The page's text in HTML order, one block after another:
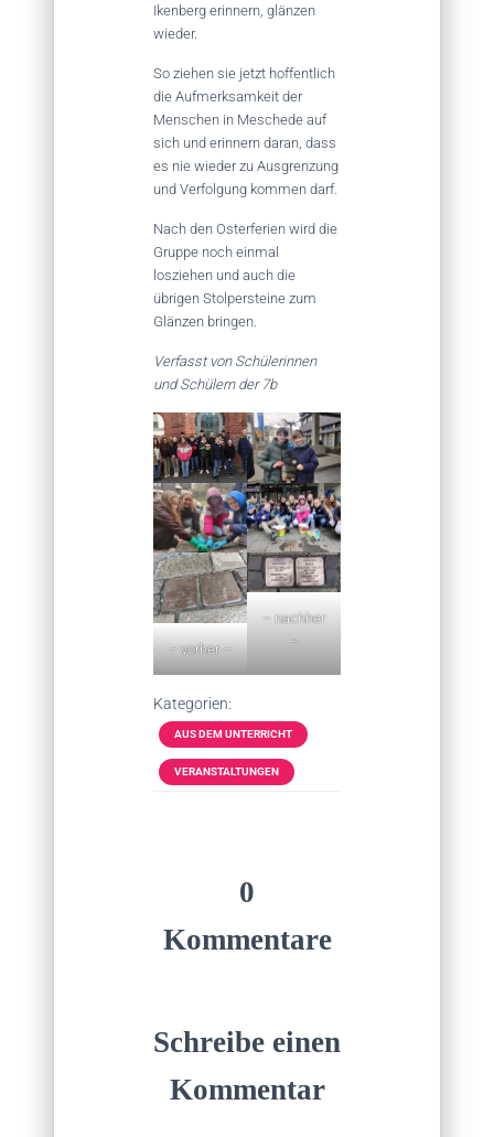
Ikenberg erinnern, glänzen
wieder.
So ziehen sie jetzt hoffentlich
die Aufmerksamkeit der
Menschen in Meschede auf
sich und erinnern daran, dass
es nie wieder zu Ausgrenzung
und Verfolgung kommen darf.
Nach den Osterferien wird die
Gruppe noch einmal
losziehen und auch die
übrigen Stolpersteine zum
Glänzen bringen.
Verfasst von Schülerinnen
und Schülern der 7b
– vorher –
– nachher
–
Kategorien:
AUS DEM UNTERRICHT
VERANSTALTUNGEN
0
Kommentare
Schreibe einen
Kommentar